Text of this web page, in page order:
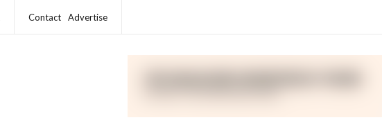
Contact Advertise